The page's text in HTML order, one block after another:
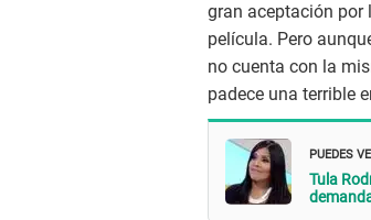
gran aceptación por
película. Pero
no cuenta con la
padece una terrible
PUEDES
Tula